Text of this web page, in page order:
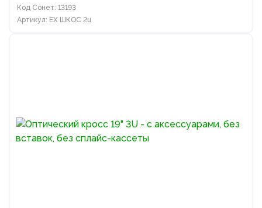
Код Сонет: 13193
Артикул: EX ШКОС 2u